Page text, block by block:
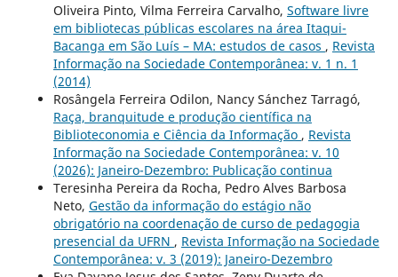
Oliveira Pinto, Vilma Ferreira Carvalho, Software livre
em bibliotecas públicas escolares na área Itaqui-
Bacanga em São Luís – MA: estudos de casos , Revista
Informação na Sociedade Contemporânea: v. 1 n. 1
(2014)
Rosângela Ferreira Odilon, Nancy Sánchez Tarragó,
Raça, branquitude e produção científica na
Biblioteconomia e Ciência da Informação , Revista
Informação na Sociedade Contemporânea: v. 10
(2026): Janeiro-Dezembro: Publicação continua
Teresinha Pereira da Rocha, Pedro Alves Barbosa
Neto, Gestão da informação do estágio não
obrigatório na coordenação de curso de pedagogia
presencial da UFRN , Revista Informação na Sociedade
Contemporânea: v. 3 (2019): Janeiro-Dezembro